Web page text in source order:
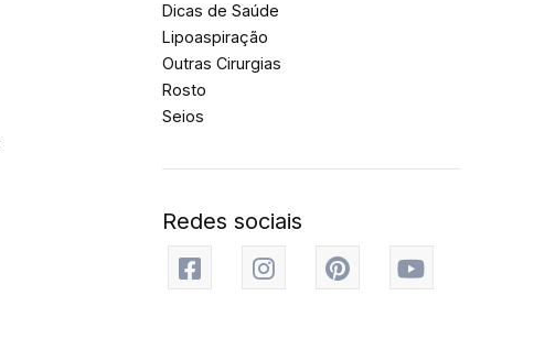
Dicas de Saúde
Lipoaspiração
Outras Cirurgias
Rosto
Seios
Redes sociais